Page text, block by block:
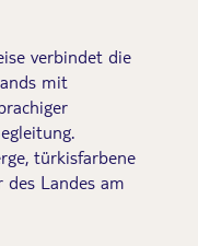
verbindet die
mit
türkisfarbene
Landes am